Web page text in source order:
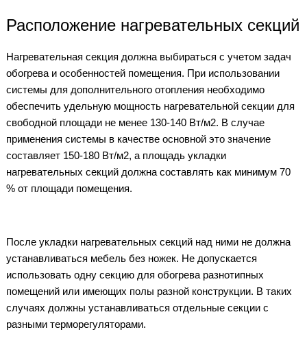
Расположение нагревательных секций
Нагревательная секция должна выбираться с учетом задач
обогрева и особенностей помещения. При использовании
системы для дополнительного отопления необходимо
обеспечить удельную мощность нагревательной секции для
свободной площади не менее 130-140 Вт/м2. В случае
применения системы в качестве основной это значение
составляет 150-180 Вт/м2, а площадь укладки
нагревательных секций должна составлять как минимум 70
% от площади помещения.
После укладки нагревательных секций над ними не должна
устанавливаться мебель без ножек. Не допускается
использовать одну секцию для обогрева разнотипных
помещений или имеющих полы разной конструкции. В таких
случаях должны устанавливаться отдельные секции с
разными терморегуляторами.